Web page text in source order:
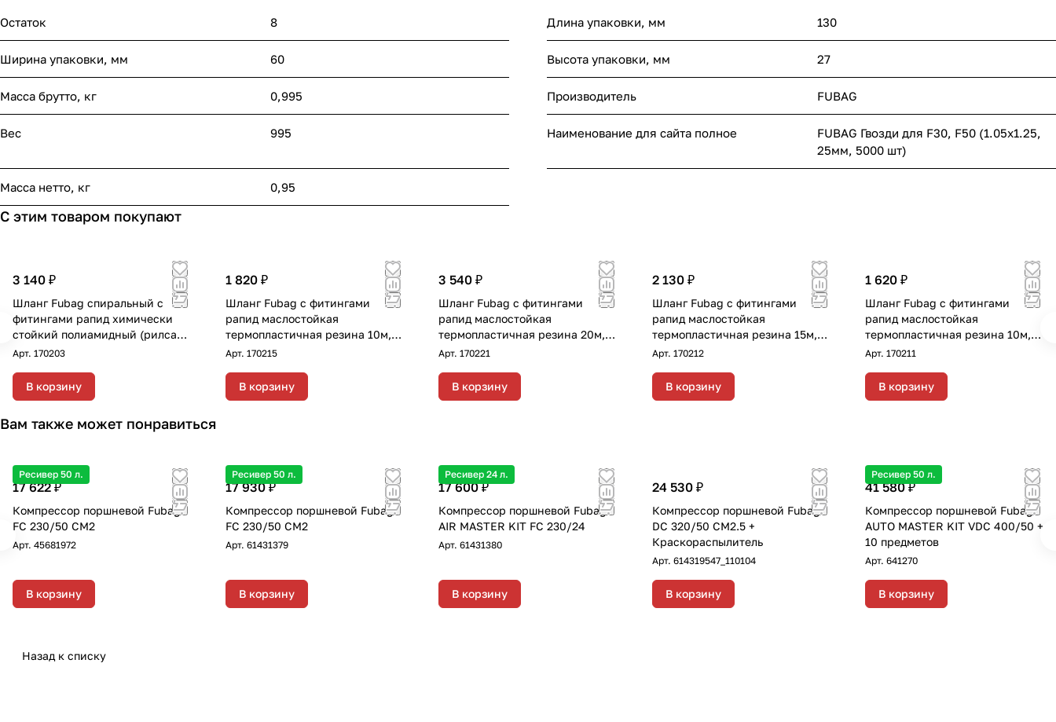
Остаток 8 Длина упаковки, мм 130
Ширина упаковки, мм 60 Высота упаковки, мм 27
Масса брутто, кг 0,995 Производитель FUBAG
Вес 995 Наименование для сайта полное
FUBAG Гвозди для F30, F50 (1.05х1.25,
25мм, 5000 шт)
Масса нетто, кг 0,95
С этим товаром покупают
3 140 ₽
Шланг Fubag спиральный с
фитингами рапид химически
стойкий полиамидный (рилсан)
Арт. 170203
В корзину
1 820 ₽
Шланг Fubag с фитингами
рапид маслостойкая
термопластичная резина 10м,
диаметр 8х13 мм
Арт.170215
В корзину
3 540 ₽
Шланг Fubag с фитингами
рапид маслостойкая
термопластичная резина 20м,
диаметр 10х15 мм
Арт.170221
В корзину
2 130 ₽
Шланг Fubag с фитингами
рапид маслостойкая
термопластичная резина 15м,
диаметр 6х11 мм
Арт. 170212
В корзину
1 620 ₽
Шланг Fubag с фитингами
рапид маслостойкая
термопластичная резина 10м,
диаметр 6х11 мм
Арт. 170211
В корзину
Вам также может понравиться
Ресивер 50 л.
17 622 ₽
Компрессор поршневой Fubag
FC 230/50 CM2
Арт. 45681972
В корзину
Ресивер 50 л.
17 930 ₽
Компрессор поршневой Fubag
FС 230/50 CM2
Арт.61431379
В корзину
Ресивер 24 л.
17 600 ₽
Компрессор поршневой Fubag
AIR MASTER KIT FC 230/24
Арт.61431380
В корзину
24 530 ₽
Компрессор поршневой Fubag
DC 320/50 CM2.5 +
Краскораспылитель
Арт. 614319547_110104
В корзину
Ресивер 50 л.
41 580 ₽
Компрессор поршневой Fubag
AUTO MASTER KIT VDC 400/50 +
10 предметов
Арт. 641270
В корзину
Назад к списку